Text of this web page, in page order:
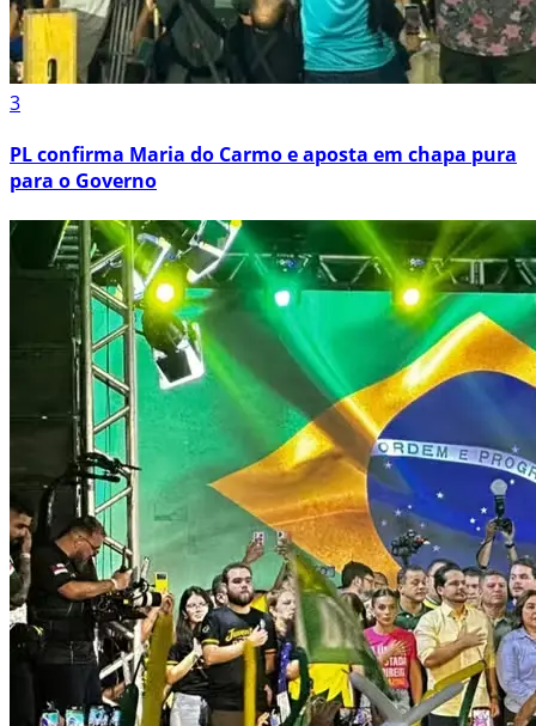
3
PL confirma Maria do Carmo e aposta em chapa pura
para o Governo